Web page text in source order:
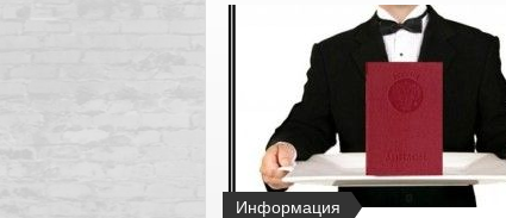
Информация